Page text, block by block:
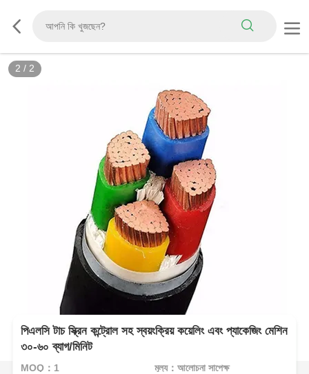
2 / 2
পিএলসি টাচ স্ক্রিন কন্ট্রোল সহ স্বয়ংক্রিয় কয়েলিং এবং প্যাকেজিং মেশিন
৩০-৬০ ব্যাগ/মিনিট
MOQ：1 মূল্য：আলোচনা সাপেক্ষ